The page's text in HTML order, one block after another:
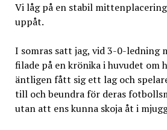
Vi låg på en stabil
uppåt.
I somras satt jag, vid 3-0-ledning
filade på en krönika i huvudet om
äntligen fått sig ett lag och
till och beundra för deras
utan att ens kunna skoja åt i